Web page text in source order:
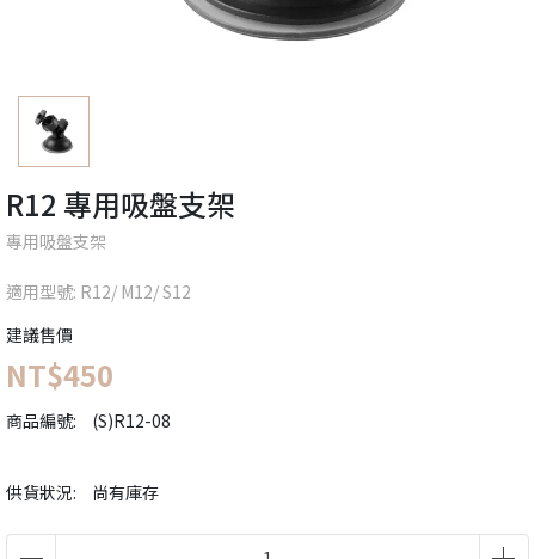
R12 專用吸盤支架
專用吸盤支架
適用型號: R12/ M12/ S12
建議售價
NT$450
商品編號: (S)R12-08
供貨狀況: 尚有庫存